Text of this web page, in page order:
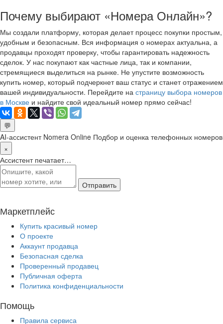
Почему выбирают «Номера Онлайн»?
Мы создали платформу, которая делает процесс покупки простым,
удобным и безопасным. Вся информация о номерах актуальна, а
продавцы проходят проверку, чтобы гарантировать надежность
сделок. У нас покупают как частные лица, так и компании,
стремящиеся выделиться на рынке. Не упустите возможность
купить номер, который подчеркнет ваш статус и станет отражением
вашей индивидуальности. Перейдите на страницу выбора номеров
в Москве и найдите свой идеальный номер прямо сейчас!
💬
AI-ассистент Nomera Online Подбор и оценка телефонных номеров
×
Ассистент печатает…
Отправить
Маркетплейс
Купить красивый номер
О проекте
Аккаунт продавца
Безопасная сделка
Проверенный продавец
Публичная оферта
Политика конфиденциальности
Помощь
Правила сервиса